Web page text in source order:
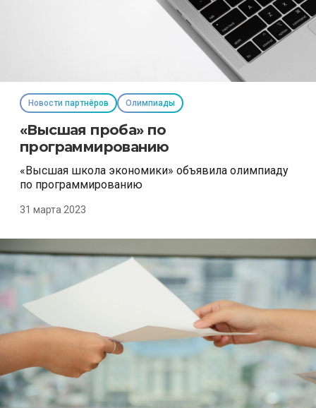
Новости партнёров Олимпиады
«Высшая проба» по
программированию
«Высшая школа экономики» объявила олимпиаду
по программированию
31 марта 2023